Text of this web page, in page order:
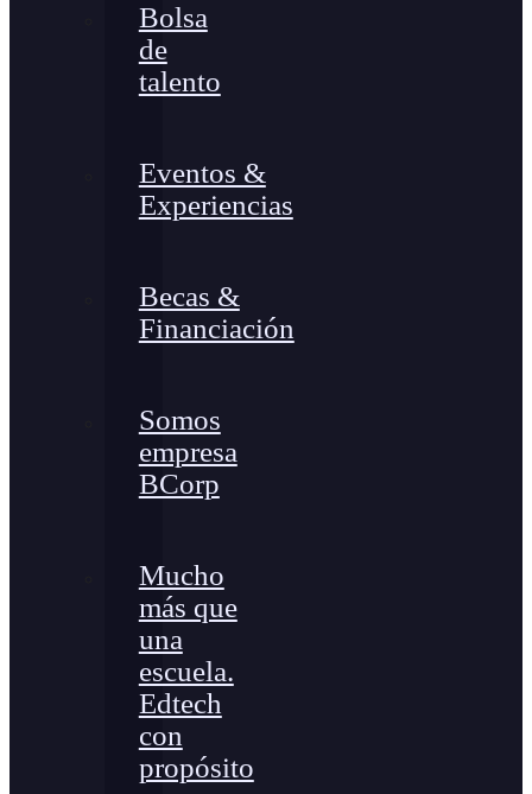
Bolsa
de
talento
Eventos &
Experiencias
Becas &
Financiación
Somos
empresa
BCorp
Mucho
más que
una
escuela.
Edtech
con
propósito